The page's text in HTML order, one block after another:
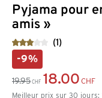
Pyjama pour
amis »
(1)
-9%
19.95 CHF 18.00 CHF
Meilleur prix sur 30 jours: